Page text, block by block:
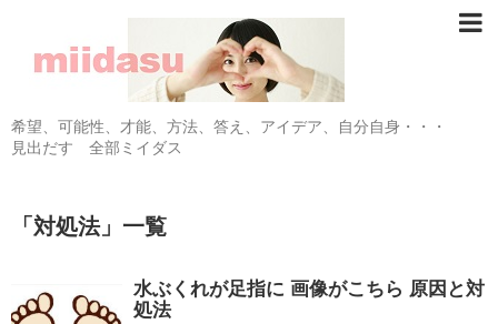
希望、可能性、才能、方法、答え、アイデア、自分自身・・・
見出だす 全部ミイダス
「 対処法」 一覧
水ぶくれが足指に 画像がこちら 原因と対
処法